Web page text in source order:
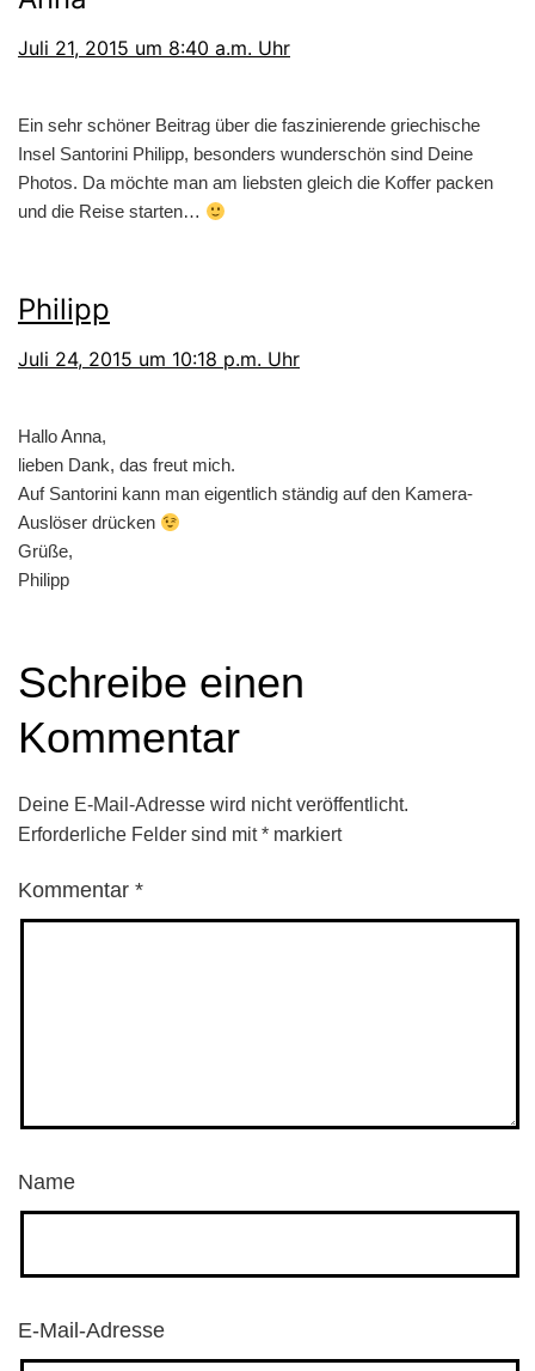
Juli 21, 2015 um 8:40 a.m. Uhr
Ein sehr schöner Beitrag über die faszinierende griechische
Insel Santorini Philipp, besonders wunderschön sind Deine
Photos. Da möchte man am liebsten gleich die Koffer packen
und die Reise starten…
Philipp
Juli 24, 2015 um 10:18 p.m. Uhr
Hallo Anna,
lieben Dank, das freut mich.
Auf Santorini kann man eigentlich ständig auf den Kamera-
Auslöser drücken
Grüße,
Philipp
Schreibe einen
Kommentar
Deine E-Mail-Adresse wird nicht veröffentlicht.
Erforderliche Felder sind mit* markiert
Kommentar *
Name
E-Mail-Adresse